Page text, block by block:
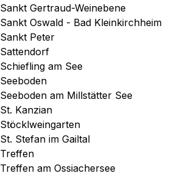
Sankt Gertraud-Weinebene
Sankt Oswald - Bad Kleinkirchheim
Sankt Peter
Sattendorf
Schiefling am See
Seeboden
Seeboden am Millstätter See
St. Kanzian
Stöcklweingarten
St. Stefan im Gailtal
Treffen
Treffen am Ossiachersee